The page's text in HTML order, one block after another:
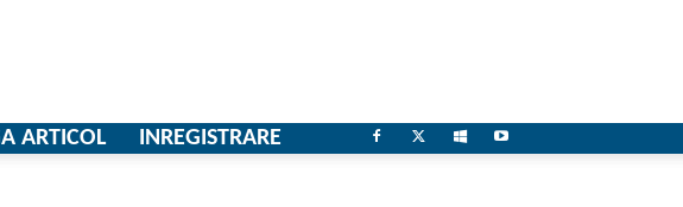
ARTICOL INREGISTRARE